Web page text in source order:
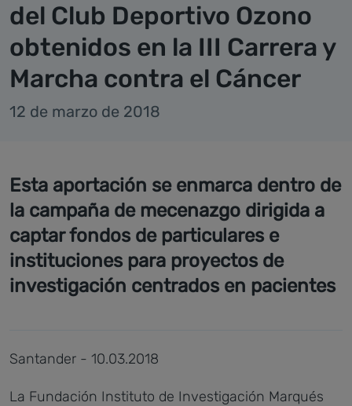
del Club Deportivo Ozono
obtenidos en la III Carrera y
Marcha contra el Cáncer
12 de marzo de 2018
Esta aportación se enmarca dentro de
la campaña de mecenazgo dirigida a
captar fondos de particulares e
instituciones para proyectos de
investigación centrados en pacientes
Santander - 10.03.2018
La Fundación Instituto de Investigación Marqués